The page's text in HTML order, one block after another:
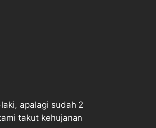
apalagi sudah 2
takut kehujanan